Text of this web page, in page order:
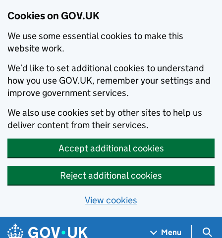
Cookies on GOV.UK
We use some essential cookies to make this
website work.
We’d like to set additional cookies to understand
how you use GOV.UK, remember your settings and
improve government services.
We also use cookies set by other sites to help us
deliver content from their services.
Accept additional cookies
Reject additional cookies
View cookies
Skip to main content
Navigation menu
Menu